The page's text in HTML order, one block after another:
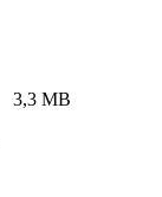
3,3 MB